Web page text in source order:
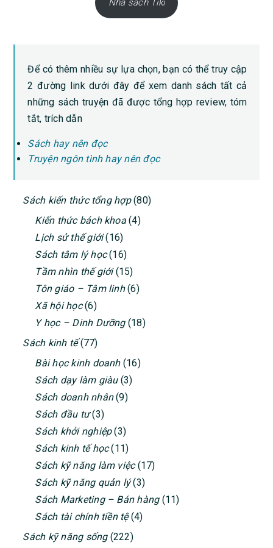
Nhà sách Tiki
Để có thêm nhiều sự lựa chọn, bạn có thể truy cập
2 đường link dưới đây để xem danh sách tất cả
những sách truyện đã được tổng hợp review, tóm
tắt, trích dẫn
Sách hay nên đọc
Truyện ngôn tình hay nên đọc
PRIMARY
SIDEBAR
Sách kiến thức tổng hợp(80)
Kiến thức bách khoa(4)
Lịch sử thế giới(16)
Sách tâm lý học(16)
Tầm nhìn thế giới(15)
Tôn giáo – Tâm linh(6)
Xã hội học(6)
Y học – Dinh Dưỡng(18)
Sách kinh tế(77)
Bài học kinh doanh(16)
Sách dạy làm giàu(3)
Sách doanh nhân(9)
Sách đầu tư(3)
Sách khởi nghiệp(3)
Sách kinh tế học(11)
Sách kỹ năng làm việc(17)
Sách kỹ năng quản lý(3)
Sách Marketing – Bán hàng(11)
Sách tài chính tiền tệ(4)
Sách kỹ năng sống(222)